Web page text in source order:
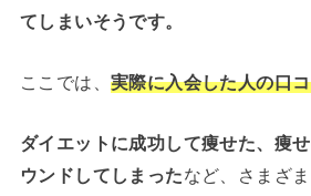
てしまいそうです。
ここでは、 実際に入会した人の口
ダイエットに成功して痩せた、痩
ウンドしてしまったなど、さまざ